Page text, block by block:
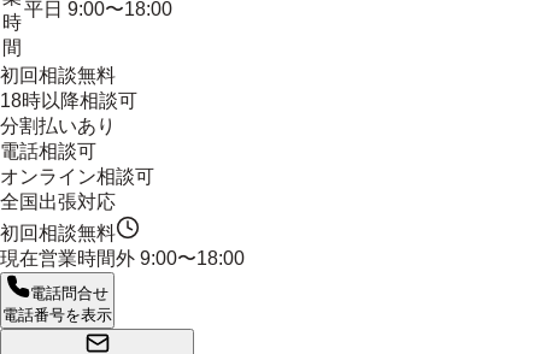
時
間
平日 9:00〜18:00
初回相談無料
18時以降相談可
分割払いあり
電話相談可
オンライン相談可
全国出張対応
初回相談無料
現在営業時間外 9:00〜18:00
電話問合せ
電話番号を表示